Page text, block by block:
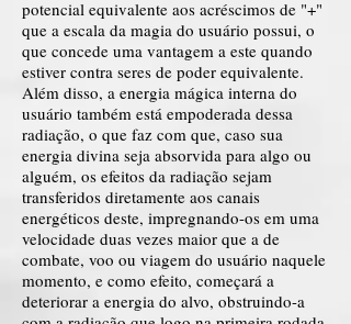
potencial equivalente aos acréscimos de "+"
que a escala da magia do usuário possui, o
que concede uma vantagem a este quando
estiver contra seres de poder equivalente.
Além disso, a energia mágica interna do
usuário também está empoderada dessa
radiação, o que faz com que, caso sua
energia divina seja absorvida para algo ou
alguém, os efeitos da radiação sejam
transferidos diretamente aos canais
energéticos deste, impregnando-os em uma
velocidade duas vezes maior que a de
combate, voo ou viagem do usuário naquele
momento, e como efeito, começará a
deteriorar a energia do alvo, obstruindo-a